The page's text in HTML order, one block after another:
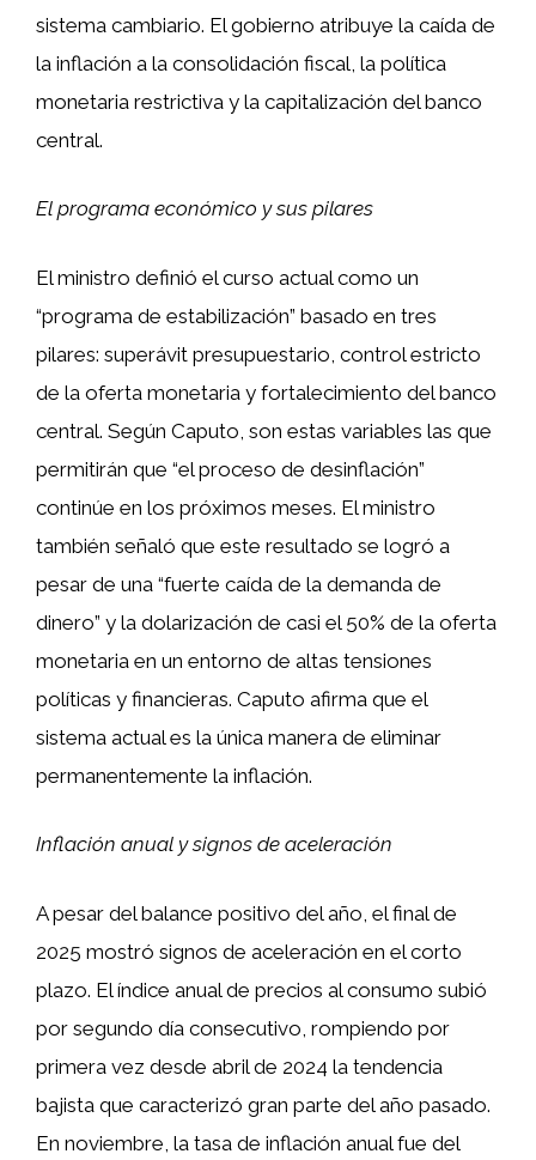
sistema cambiario. El gobierno atribuye la caída de
la inflación a la consolidación fiscal, la política
monetaria restrictiva y la capitalización del banco
central.
El programa económico y sus pilares
El ministro definió el curso actual como un
“programa de estabilización” basado en tres
pilares: superávit presupuestario, control estricto
de la oferta monetaria y fortalecimiento del banco
central. Según Caputo, son estas variables las que
permitirán que “el proceso de desinflación”
continúe en los próximos meses. El ministro
también señaló que este resultado se logró a
pesar de una “fuerte caída de la demanda de
dinero” y la dolarización de casi el 50% de la oferta
monetaria en un entorno de altas tensiones
políticas y financieras. Caputo afirma que el
sistema actual es la única manera de eliminar
permanentemente la inflación.
Inflación anual y signos de aceleración
A pesar del balance positivo del año, el final de
2025 mostró signos de aceleración en el corto
plazo. El índice anual de precios al consumo subió
por segundo día consecutivo, rompiendo por
primera vez desde abril de 2024 la tendencia
bajista que caracterizó gran parte del año pasado.
En noviembre, la tasa de inflación anual fue del